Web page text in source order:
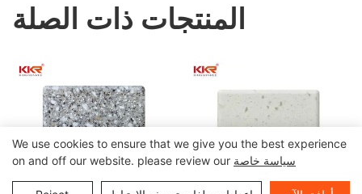
المنتجات ذات الصلة
We use cookies to ensure that we give you the best experience
on and off our website. please review our سياسة خاصة